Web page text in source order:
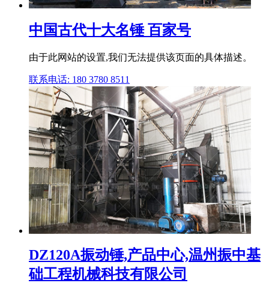
中国古代十大名锤 百家号
由于此网站的设置,我们无法提供该页面的具体描述。
联系电话: 180 3780 8511
DZ120A振动锤,产品中心,温州振中基
础工程机械科技有限公司